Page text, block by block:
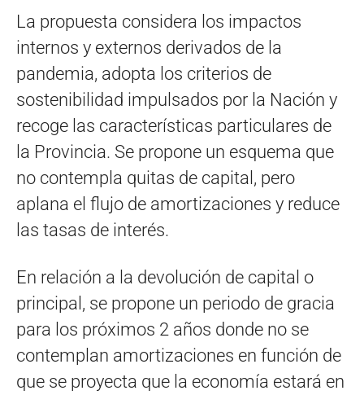
La propuesta considera los impactos
internos y externos derivados de la
pandemia, adopta los criterios de
sostenibilidad impulsados por la Nación y
recoge las características particulares de
la Provincia. Se propone un esquema que
no contempla quitas de capital, pero
aplana el flujo de amortizaciones y reduce
las tasas de interés.
En relación a la devolución de capital o
principal, se propone un periodo de gracia
para los próximos 2 años donde no se
contemplan amortizaciones en función de
que se proyecta que la economía estará en